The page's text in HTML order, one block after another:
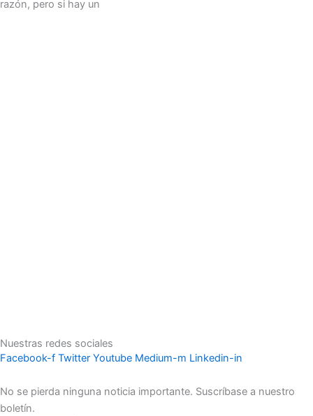
razón, pero si hay un
Nuestras redes sociales
Facebook-f Twitter Youtube Medium-m Linkedin-in
No se pierda ninguna noticia importante. Suscríbase a nuestro
boletín.